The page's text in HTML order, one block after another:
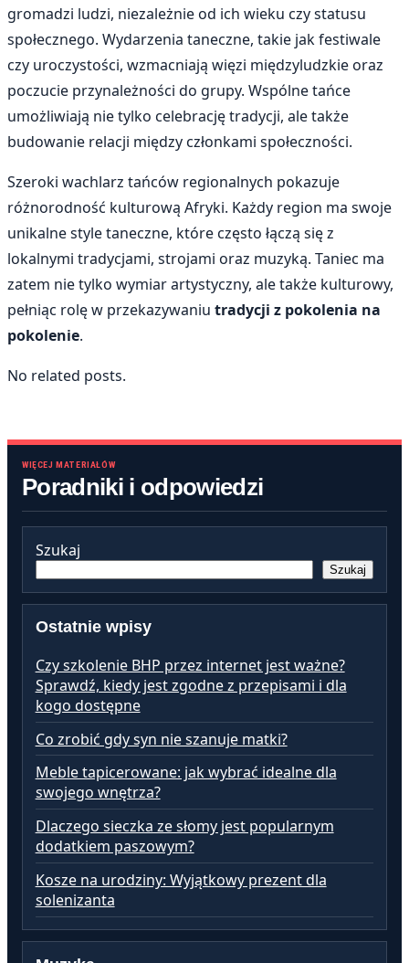
WIĘCEJ MATERIAŁÓW
Poradniki i odpowiedzi
Szukaj
Szukaj
Ostatnie wpisy
Czy szkolenie BHP przez internet jest ważne?
Sprawdź, kiedy jest zgodne z przepisami i dla
kogo dostępne
Co zrobić gdy syn nie szanuje matki?
Meble tapicerowane: jak wybrać idealne dla
swojego wnętrza?
Dlaczego sieczka ze słomy jest popularnym
dodatkiem paszowym?
Kosze na urodziny: Wyjątkowy prezent dla
solenizanta
gromadzi ludzi, niezależnie od ich wieku czy statusu
społecznego. Wydarzenia taneczne, takie jak festiwale
czy uroczystości, wzmacniają więzi międzyludzkie oraz
poczucie przynależności do grupy. Wspólne tańce
umożliwiają nie tylko celebrację tradycji, ale także
budowanie relacji między członkami społeczności.
Szeroki wachlarz tańców regionalnych pokazuje
różnorodność kulturową Afryki. Każdy region ma swoje
unikalne style taneczne, które często łączą się z
lokalnymi tradycjami, strojami oraz muzyką. Taniec ma
zatem nie tylko wymiar artystyczny, ale także kulturowy,
pełniąc rolę w przekazywaniu tradycji z pokolenia na
pokolenie.
No related posts.